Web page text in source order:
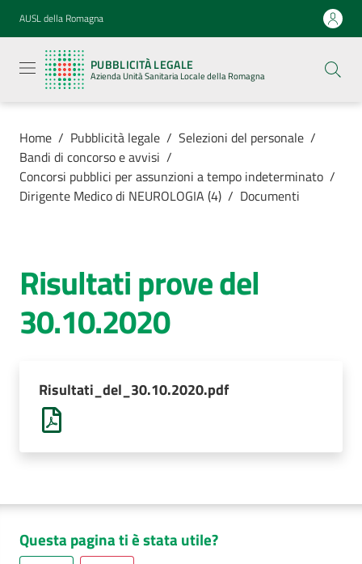
Vai al contenuto
Vai alla navigazione
Vai al footer
AUSL della Romagna
PUBBLICITÀ LEGALE
Azienda Unità Sanitaria Locale della Romagna
legale
Azienda
Unità
Locale della
Servizi
Luoghi di
cura
AUSL
Comunica
Home / Pubblicità legale / Selezioni del personale /
Bandi di concorso e avvisi /
Concorsi pubblici per assunzioni a tempo indeterminato /
Dirigente Medico di NEUROLOGIA (4) / Documenti
Risultati prove del
30.10.2020
Risultati_del_30.10.2020.pdf
Questa pagina ti è stata utile?